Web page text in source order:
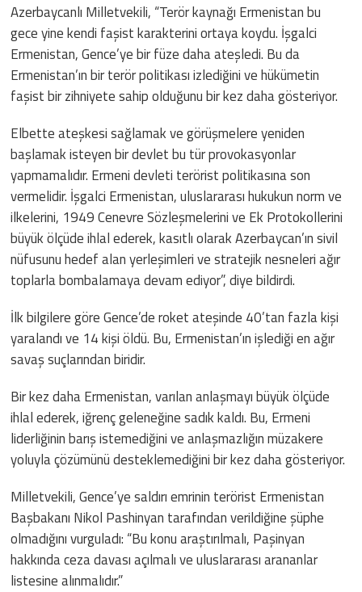
Azerbaycanlı Milletvekili, “Terör kaynağı Ermenistan bu
gece yine kendi faşist karakterini ortaya koydu. İşgalci
Ermenistan, Gence’ye bir füze daha ateşledi. Bu da
Ermenistan’ın bir terör politikası izlediğini ve hükümetin
faşist bir zihniyete sahip olduğunu bir kez daha gösteriyor.
Elbette ateşkesi sağlamak ve görüşmelere yeniden
başlamak isteyen bir devlet bu tür provokasyonlar
yapmamalıdır. Ermeni devleti terörist politikasına son
vermelidir. İşgalci Ermenistan, uluslararası hukukun norm ve
ilkelerini, 1949 Cenevre Sözleşmelerini ve Ek Protokollerini
büyük ölçüde ihlal ederek, kasıtlı olarak Azerbaycan’ın sivil
nüfusunu hedef alan yerleşimleri ve stratejik nesneleri ağır
toplarla bombalamaya devam ediyor”, diye bildirdi.
İlk bilgilere göre Gence’de roket ateşinde 40’tan fazla kişi
yaralandı ve 14 kişi öldü. Bu, Ermenistan’ın işlediği en ağır
savaş suçlarından biridir.
Bir kez daha Ermenistan, varılan anlaşmayı büyük ölçüde
ihlal ederek, iğrenç geleneğine sadık kaldı. Bu, Ermeni
liderliğinin barış istemediğini ve anlaşmazlığın müzakere
yoluyla çözümünü desteklemediğini bir kez daha gösteriyor.
Milletvekili, Gence’ye saldırı emrinin terörist Ermenistan
Başbakanı Nikol Pashinyan tarafından verildiğine şüphe
olmadığını vurguladı: “Bu konu araştırılmalı, Paşinyan
hakkında ceza davası açılmalı ve uluslararası arananlar
listesine alınmalıdır.”